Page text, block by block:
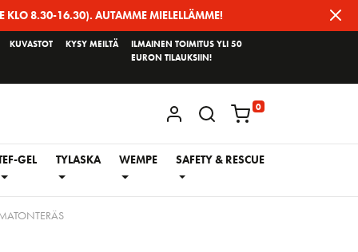
KLO 8.30-16.30). AUTAMME MIELELLÄMME!
KUVASTOT KYSY MEILTÄ
ILMAINEN TOIMITUS YLI 50
EURON TILAUKSIIN!
KIRJAUDU / REKISTERÖIDY
0
GEL TYLASKA WEMPE SAFETY & RESCUE